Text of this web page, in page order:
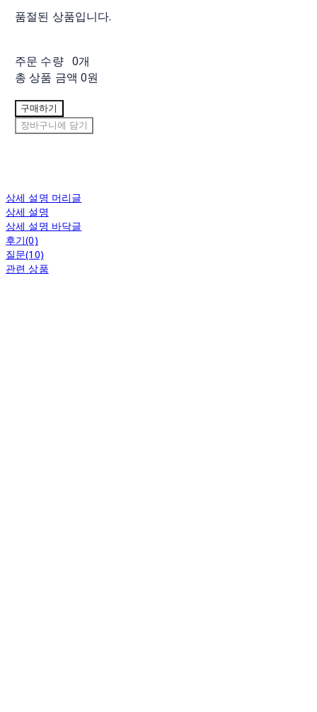
품절된 상품입니다.
주문 수량 0개
총 상품 금액 0원
구매하기
장바구니에 담기
상세 설명 머리글
상세 설명
상세 설명 바닥글
후기(0)
질문(10)
관련 상품